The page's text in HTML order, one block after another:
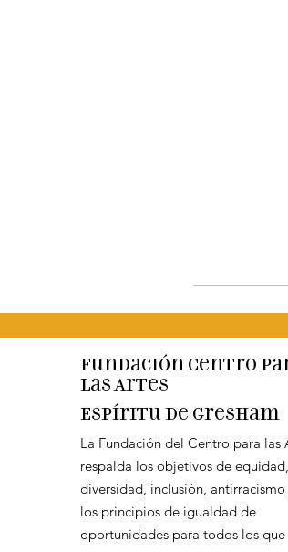
Fundación Centro
las Artes
Espíritu de Gresham
La Fundación del Centro para las
respalda los objetivos de equidad,
diversidad, inclusión, antirracismo
los principios de igualdad de
oportunidades para todos los que